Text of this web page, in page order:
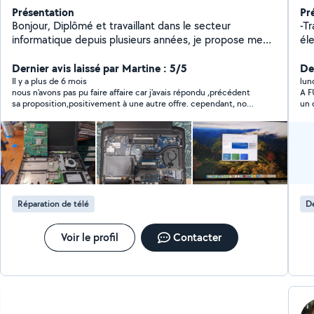
Présentation
Bonjour, Diplômé et travaillant dans le secteur
informatique depuis plusieurs années, je propose mes
domicile. Exemple de prestations (liste non
exhaustives): - Assistance Informatique à Domicile -
Installation, Configuration et Maintenance - Dépannage
Internet - Formation Windows / Mac - Sauvegarde /
récupération de données --> Diagnostic gratuit Pour
plus d'informations, n'hésitez pas à me contacter
Dernier avis laissé par Martine : 5/5
Il y a plus de 6 mois
nous n'avons pas pu faire affaire car j'avais répondu ,précédent
sa proposition,positivement à une autre offre. cependant, nos
contact avec lui si nécessaire
Réparation de télé
Voir le profil Contacter
-
A
un